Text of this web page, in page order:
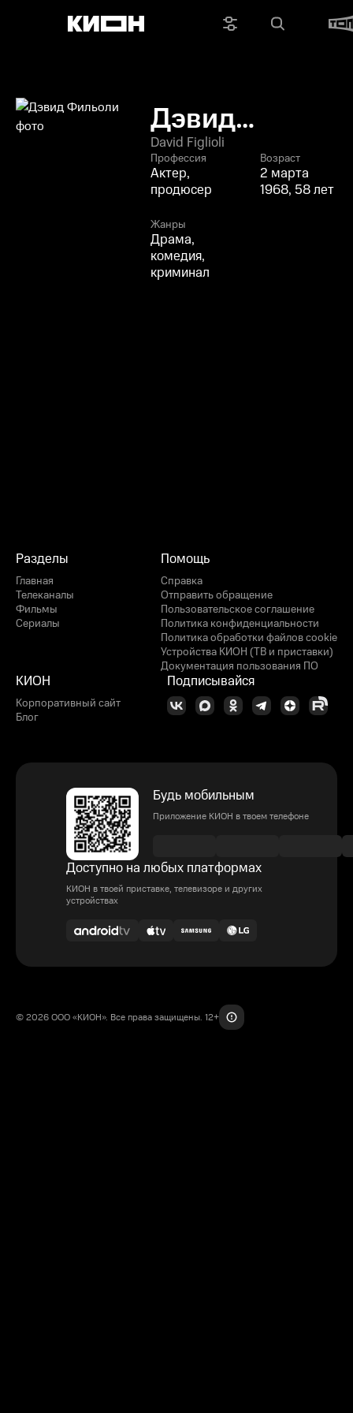
Дэвид
Фильоли
David Figlioli
Профессия
Актер,
продюсер
Возраст
2 марта
1968, 58 лет
Жанры
Драма,
комедия,
криминал
Разделы
Главная
Телеканалы
Фильмы
Сериалы
Помощь
Справка
Отправить обращение
Пользовательское соглашение
Политика конфиденциальности
Политика обработки файлов cookie
Устройства КИОН (ТВ и приставки)
Документация пользования ПО
КИОН
Корпоративный сайт
Блог
Подписывайся
Будь мобильным
Приложение КИОН в твоем телефоне
Доступно на любых платформах
КИОН в твоей приставке, телевизоре и других
устройствах
© 2026 ООО «КИОН». Все права защищены. 12+